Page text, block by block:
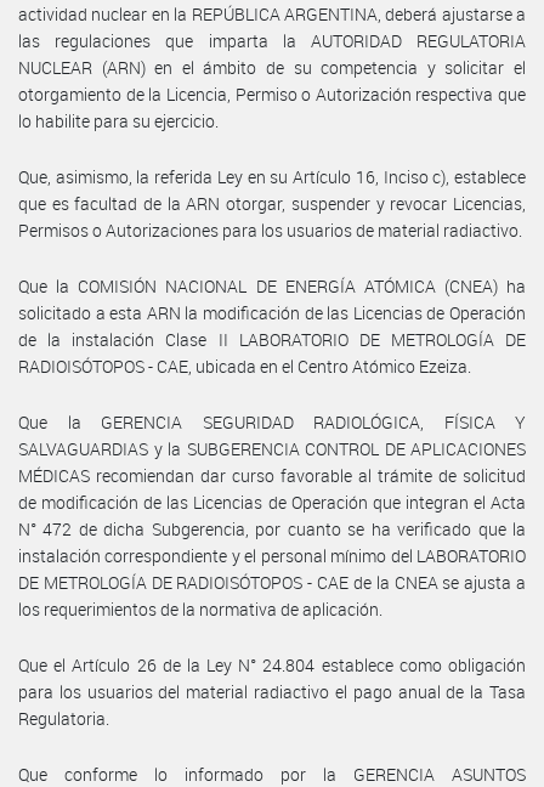
actividad nuclear en la REPÚBLICA ARGENTINA, deberá ajustarse a
las regulaciones que imparta la AUTORIDAD REGULATORIA
NUCLEAR (ARN) en el ámbito de su competencia y solicitar el
otorgamiento de la Licencia, Permiso o Autorización respectiva que
lo habilite para su ejercicio.
Que, asimismo, la referida Ley en su Artículo 16, Inciso c), establece
que es facultad de la ARN otorgar, suspender y revocar Licencias,
Permisos o Autorizaciones para los usuarios de material radiactivo.
Que la COMISIÓN NACIONAL DE ENERGÍA ATÓMICA (CNEA) ha
solicitado a esta ARN la modificación de las Licencias de Operación
de la instalación Clase II LABORATORIO DE METROLOGÍA DE
RADIOISÓTOPOS - CAE, ubicada en el Centro Atómico Ezeiza.
Que la GERENCIA SEGURIDAD RADIOLÓGICA, FÍSICA Y
SALVAGUARDIAS y la SUBGERENCIA CONTROL DE APLICACIONES
MÉDICAS recomiendan dar curso favorable al trámite de solicitud
de modificación de las Licencias de Operación que integran el Acta
N° 472 de dicha Subgerencia, por cuanto se ha verificado que la
instalación correspondiente y el personal mínimo del LABORATORIO
DE METROLOGÍA DE RADIOISÓTOPOS - CAE de la CNEA se ajusta a
los requerimientos de la normativa de aplicación.
Que el Artículo 26 de la Ley N° 24.804 establece como obligación
para los usuarios del material radiactivo el pago anual de la Tasa
Regulatoria.
Que conforme lo informado por la GERENCIA ASUNTOS